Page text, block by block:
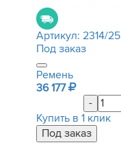
Артикул: 2314/25
Под заказ
Ремень
36 177
-
Купить в 1 клик